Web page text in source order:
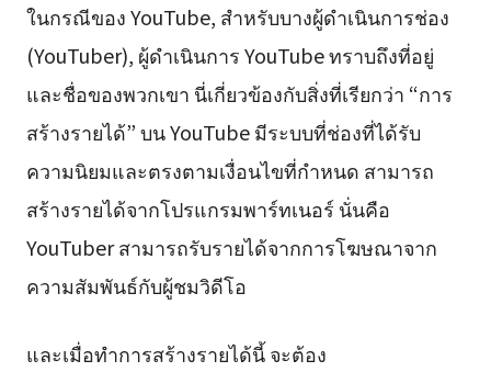
ในกรณีของ YouTube, สำหรับบางผู้ดำเนินการช่อง
(YouTuber), ผู้ดำเนินการ YouTube ทราบถึงที่อยู่
และชื่อของพวกเขา นี่เกี่ยวข้องกับสิ่งที่เรียกว่า “การ
สร้างรายได้” บน YouTube มีระบบที่ช่องที่ได้รับ
ความนิยมและตรงตามเงื่อนไขที่กำหนด สามารถ
สร้างรายได้จากโปรแกรมพาร์ทเนอร์ นั่นคือ
YouTuber สามารถรับรายได้จากการโฆษณาจาก
ความสัมพันธ์กับผู้ชมวิดีโอ
และเมื่อทำการสร้างรายได้นี้ จะต้อง